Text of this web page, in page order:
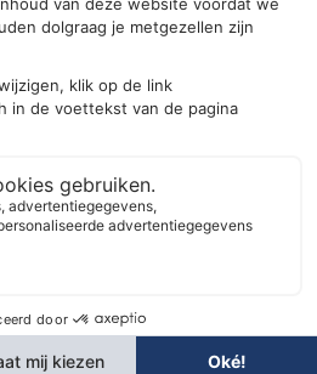
en cookieverklaring